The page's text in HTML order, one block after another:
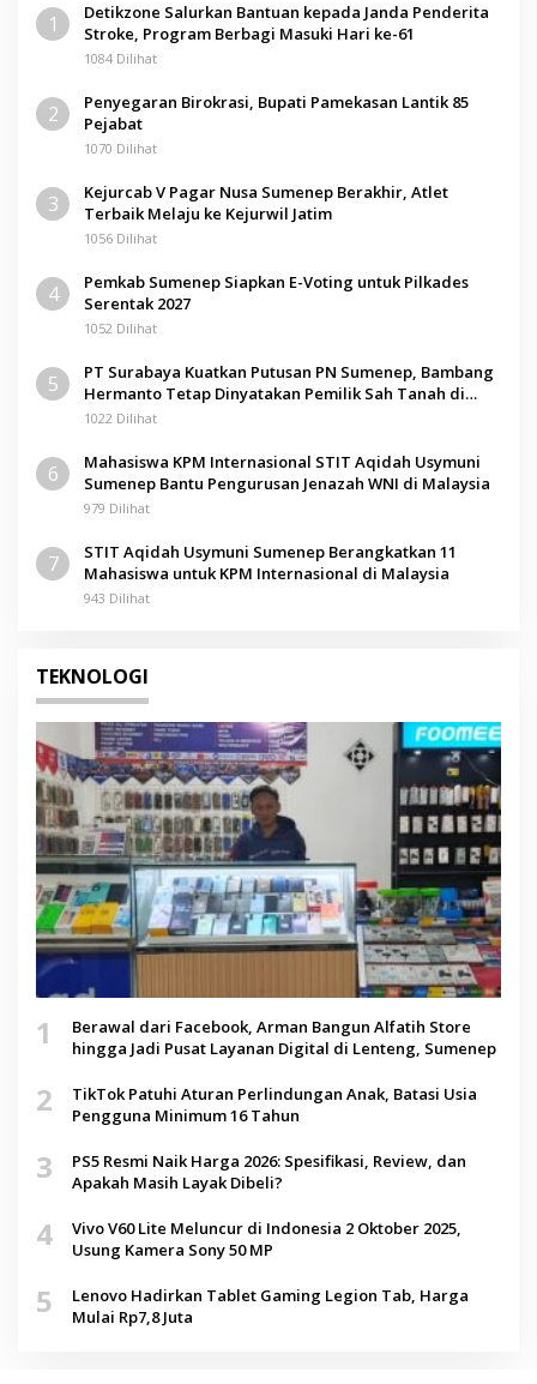
1
Detikzone Salurkan Bantuan kepada Janda Penderita
Stroke, Program Berbagi Masuki Hari ke-61
1084 Dilihat
2
Penyegaran Birokrasi, Bupati Pamekasan Lantik 85
Pejabat
1070 Dilihat
3
Kejurcab V Pagar Nusa Sumenep Berakhir, Atlet
Terbaik Melaju ke Kejurwil Jatim
1056 Dilihat
4
Pemkab Sumenep Siapkan E-Voting untuk Pilkades
Serentak 2027
1052 Dilihat
5
PT Surabaya Kuatkan Putusan PN Sumenep, Bambang
Hermanto Tetap Dinyatakan Pemilik Sah Tanah di
Pamolokan
1022 Dilihat
6
Mahasiswa KPM Internasional STIT Aqidah Usymuni
Sumenep Bantu Pengurusan Jenazah WNI di Malaysia
979 Dilihat
7
STIT Aqidah Usymuni Sumenep Berangkatkan 11
Mahasiswa untuk KPM Internasional di Malaysia
943 Dilihat
TEKNOLOGI
1
Berawal dari Facebook, Arman Bangun Alfatih Store
hingga Jadi Pusat Layanan Digital di Lenteng, Sumenep
2
TikTok Patuhi Aturan Perlindungan Anak, Batasi Usia
Pengguna Minimum 16 Tahun
3
PS5 Resmi Naik Harga 2026: Spesifikasi, Review, dan
Apakah Masih Layak Dibeli?
4
Vivo V60 Lite Meluncur di Indonesia 2 Oktober 2025,
Usung Kamera Sony 50 MP
5
Lenovo Hadirkan Tablet Gaming Legion Tab, Harga
Mulai Rp7,8 Juta